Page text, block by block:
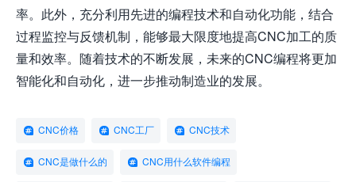
率。此外，充分利用先进的编程技术和自动化功能，结合
过程监控与反馈机制，能够最大限度地提高CNC加工的质
量和效率。随着技术的不断发展，未来的CNC编程将更加
智能化和自动化，进一步推动制造业的发展。
CNC价格 CNC工厂 CNC技术
CNC是做什么的 CNC用什么软件编程